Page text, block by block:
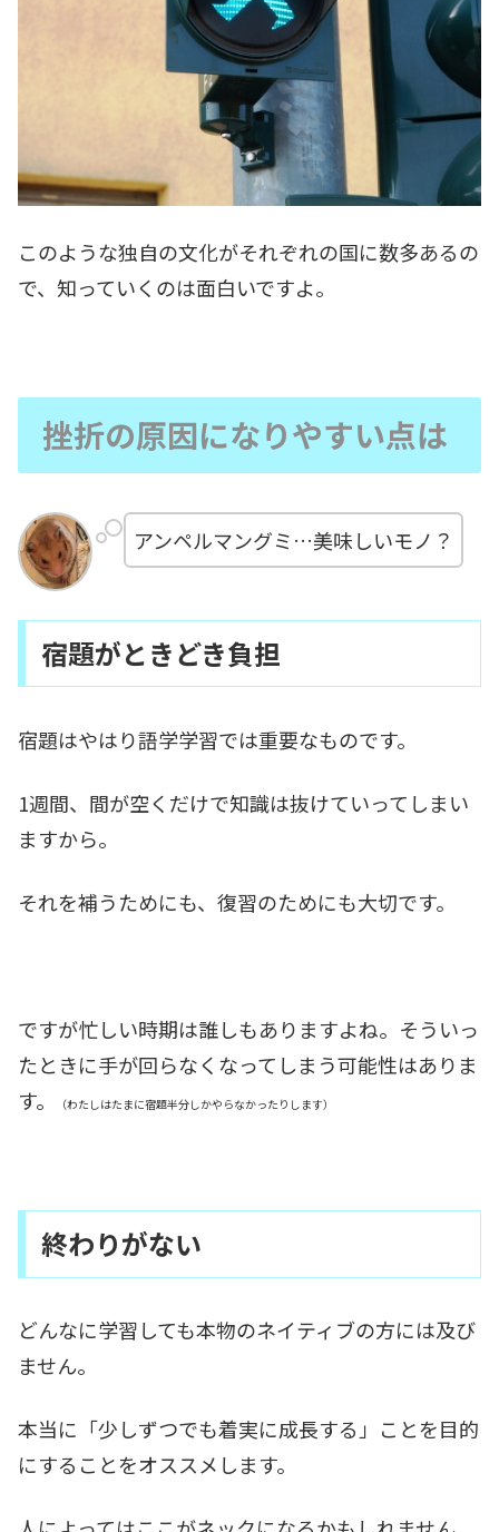
このような独自の文化がそれぞれの国に数多あるの
で、知っていくのは面白いですよ。
挫折の原因になりやすい点は
アンペルマングミ…美味しいモノ？
宿題がときどき負担
宿題はやはり語学学習では重要なものです。
1週間、間が空くだけで知識は抜けていってしまい
ますから。
それを補うためにも、復習のためにも大切です。
ですが忙しい時期は誰しもありますよね。そういっ
たときに手が回らなくなってしまう可能性はありま
す。
（わたしはたまに宿題半分しかやらなかったりします）
終わりがない
どんなに学習しても本物のネイティブの方には及び
ません。
本当に「少しずつでも着実に成長する」ことを目的
にすることをオススメします。